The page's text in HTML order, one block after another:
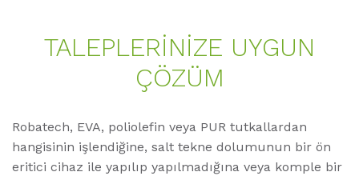
TALEPLERINIZE UYGUN
ÇÖZÜM
Robatech, EVA, poliolefin veya PUR tutkallardan
hangisinin işlendiğine, salt tekne dolumunun bir ön
eritici cihaz ile yapılıp yapılmadığına veya komple bir